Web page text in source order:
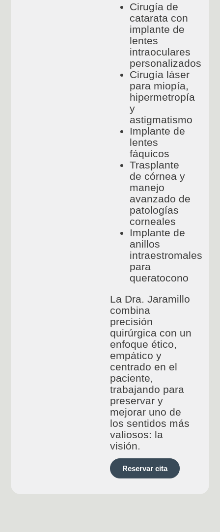
Cirugía de
catarata con
implante de
lentes
intraoculares
personalizados
Cirugía láser
para miopía,
hipermetropía
y
astigmatismo
Implante de
lentes
fáquicos
Trasplante
de córnea y
manejo
avanzado de
patologías
corneales
Implante de
anillos
intraestromales
para
queratocono
La Dra. Jaramillo
combina
precisión
quirúrgica con un
enfoque ético,
empático y
centrado en el
paciente,
trabajando para
preservar y
mejorar uno de
los sentidos más
valiosos: la
visión.
Reservar cita